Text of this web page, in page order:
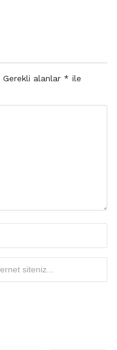
Gerekli alanlar * ile